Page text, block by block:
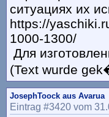
ситуациях их
https://
1000-1300/
Для
(Text wurde
JosephToock aus Avarua
Eintrag #3420 vom